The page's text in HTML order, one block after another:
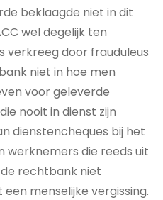
beklaagde niet in dit
wel degelijk ten
verkreeg door frauduleus
niet in hoe men
voor geleverde
nooit in dienst zijn
dienstencheques bij het
werknemers die reeds uit
rechtbank niet
menselijke vergissing.